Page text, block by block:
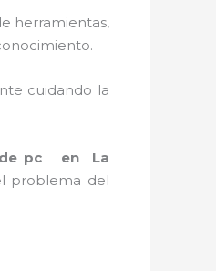
herramientas,
cuidando la
de pc en
La
problema del